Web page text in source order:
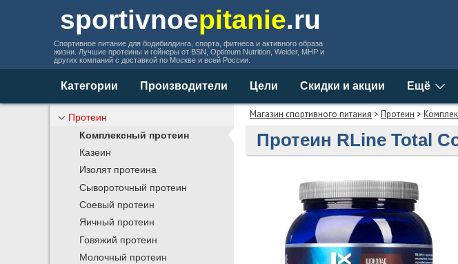
sportivnoepitanie.ru
Спортивное питание для бодибилдинга, спорта, фитнеса и активного образа
жизни. Лучшие протеины и гейнеры от BSN, Optimum Nutrition, Weider, MHP и
других компаний с доставкой по Москве и всей России.
Категории Производители Цели Скидки и акции Ещё
Магазин спортивного питания > Протеин >
Протеин RLine Total
Протеин
Комплексный протеин
Казеин
Изолят протеина
Сывороточный протеин
Соевый протеин
Яичный протеин
Говяжий протеин
Молочный протеин